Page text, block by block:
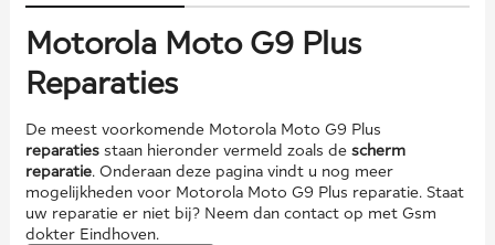
Motorola Moto G9 Plus
Reparaties
De meest voorkomende Motorola Moto G9 Plus
reparatiesstaan hieronder vermeld zoals de scherm
reparatie. Onderaan deze pagina vindt u nog meer
mogelijkheden voor Motorola Moto G9 Plus reparatie. Staat
uw reparatie er niet bij? Neem dan contact op met Gsm
dokter Eindhoven.